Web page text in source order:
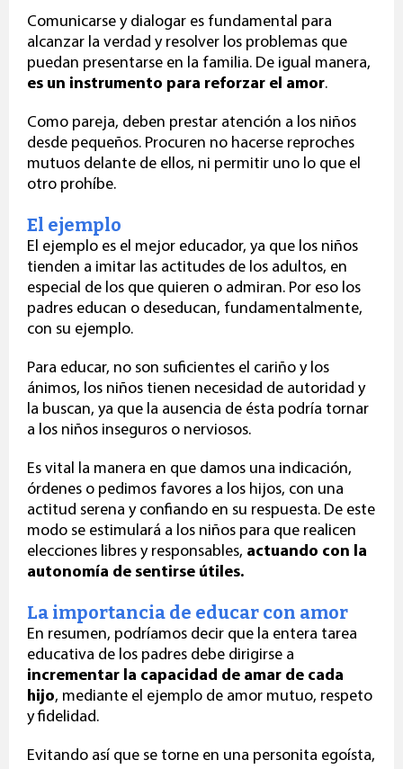
Comunicarse y dialogar es fundamental para
alcanzar la verdad y resolver los problemas que
puedan presentarse en la familia. De igual manera,
es un instrumento para reforzar el amor.
Como pareja, deben prestar atención a los niños
desde pequeños. Procuren no hacerse reproches
mutuos delante de ellos, ni permitir uno lo que el
otro prohíbe.
El ejemplo
El ejemplo es el mejor educador, ya que los niños
tienden a imitar las actitudes de los adultos, en
especial de los que quieren o admiran. Por eso los
padres educan o deseducan, fundamentalmente,
con su ejemplo.
Para educar, no son suficientes el cariño y los
ánimos, los niños tienen necesidad de autoridad y
la buscan, ya que la ausencia de ésta podría tornar
a los niños inseguros o nerviosos.
Es vital la manera en que damos una indicación,
órdenes o pedimos favores a los hijos, con una
actitud serena y confiando en su respuesta. De este
modo se estimulará a los niños para que realicen
elecciones libres y responsables, actuando con la
autonomía de sentirse útiles.
La importancia de educar con amor
En resumen, podríamos decir que la entera tarea
educativa de los padres debe dirigirse a
incrementar la capacidad de amar de cada
hijo, mediante el ejemplo de amor mutuo, respeto
y fidelidad.
Evitando así que se torne en una personita egoísta,